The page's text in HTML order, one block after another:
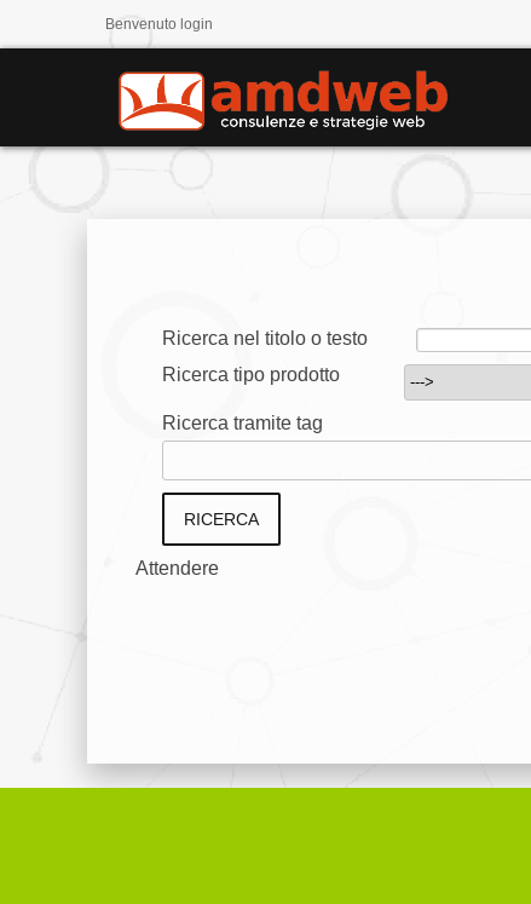
Benvenuto login
Ricerca nel titolo o testo
Ricerca tipo prodotto
Ricerca tramite tag
Attendere